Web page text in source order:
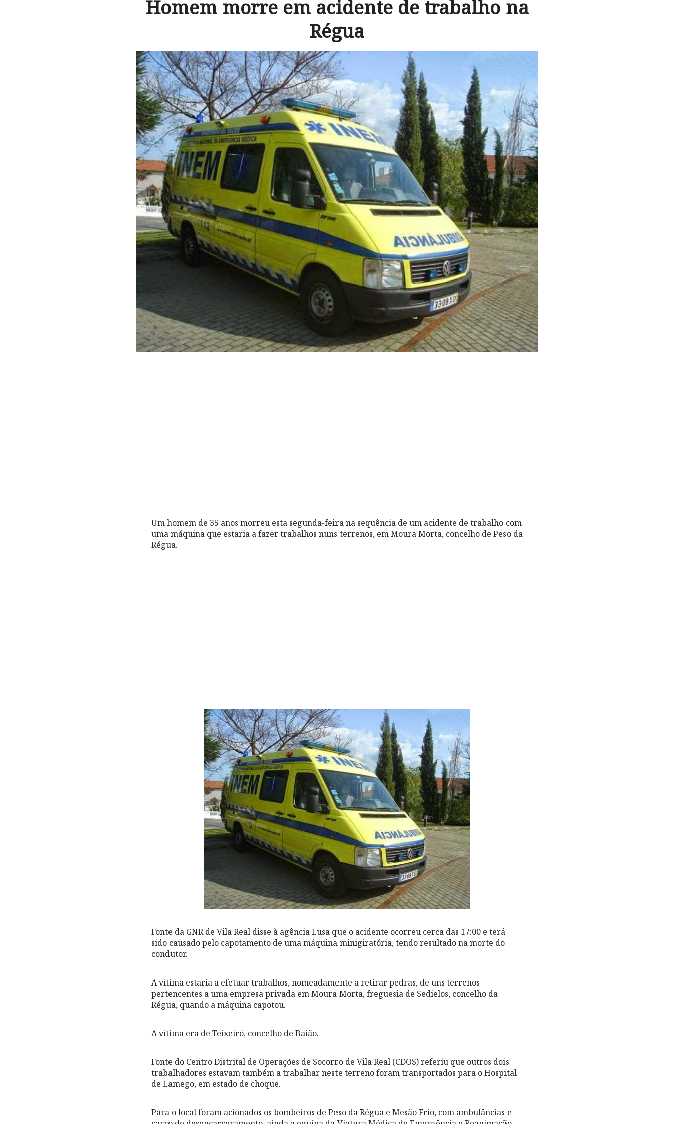
Homem morre em acidente de trabalho na
Régua
Um homem de 35 anos morreu esta segunda-feira na sequência de um acidente de trabalho com
uma máquina que estaria a fazer trabalhos nuns terrenos, em Moura Morta, concelho de Peso da
Régua.
Fonte da GNR de Vila Real disse à agência Lusa que o acidente ocorreu cerca das 17:00 e terá
sido causado pelo capotamento de uma máquina minigiratória, tendo resultado na morte do
condutor.
A vítima estaria a efetuar trabalhos, nomeadamente a retirar pedras, de uns terrenos
pertencentes a uma empresa privada em Moura Morta, freguesia de Sedielos, concelho da
Régua, quando a máquina capotou.
A vítima era de Teixeiró, concelho de Baião.
Fonte do Centro Distrital de Operações de Socorro de Vila Real (CDOS) referiu que outros dois
trabalhadores estavam também a trabalhar neste terreno foram transportados para o Hospital
de Lamego, em estado de choque.
Para o local foram acionados os bombeiros de Peso da Régua e Mesão Frio, com ambulâncias e